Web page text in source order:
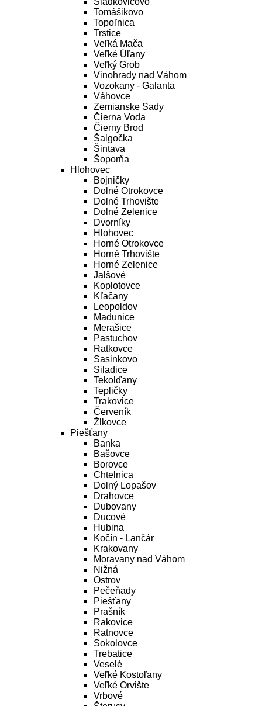
Tomášikovo
Topoľnica
Trstice
Veľká Mača
Veľké Úľany
Veľký Grob
Vinohrady nad Váhom
Vozokany - Galanta
Váhovce
Zemianske Sady
Čierna Voda
Čierny Brod
Šalgočka
Šintava
Šoporňa
Hlohovec
Bojničky
Dolné Otrokovce
Dolné Trhovište
Dolné Zelenice
Dvorníky
Hlohovec
Horné Otrokovce
Horné Trhovište
Horné Zelenice
Jalšové
Koplotovce
Kľačany
Leopoldov
Madunice
Merašice
Pastuchov
Ratkovce
Sasinkovo
Siladice
Tekolďany
Tepličky
Trakovice
Červeník
Žlkovce
Piešťany
Banka
Bašovce
Borovce
Chtelnica
Dolný Lopašov
Drahovce
Dubovany
Ducové
Hubina
Kočín - Lančár
Krakovany
Moravany nad Váhom
Nižná
Ostrov
Pečeňady
Piešťany
Prašník
Rakovice
Ratnovce
Sokolovce
Trebatice
Veselé
Veľké Kostoľany
Veľké Orvište
Vrbové